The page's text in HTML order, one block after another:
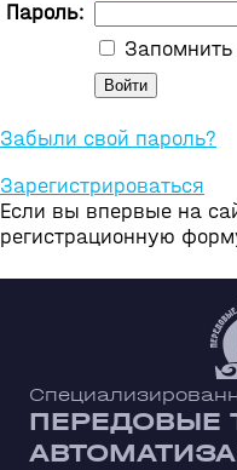
Пароль:
Забыли свой пароль?
Зарегистрироваться
Если вы впервые на
регистрационную
ПЕРЕДОВЫЕ